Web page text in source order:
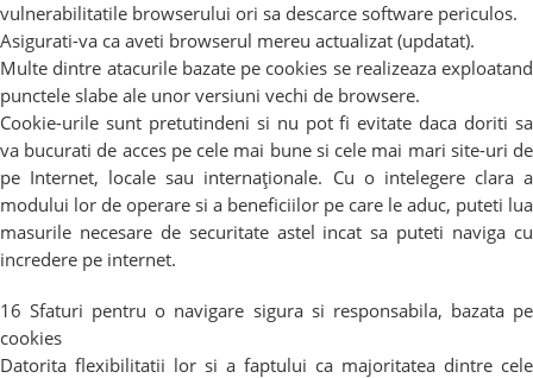
vulnerabilitatile browserului ori sa descarce software periculos.
Asigurati-va ca aveti browserul mereu actualizat (updatat).
Multe dintre atacurile bazate pe cookies se realizeaza exploatand
punctele slabe ale unor versiuni vechi de browsere.
Cookie-urile sunt pretutindeni si nu pot fi evitate daca doriti sa
va bucurati de acces pe cele mai bune si cele mai mari site-uri de
pe Internet, locale sau internaționale. Cu o intelegere clara a
modului lor de operare si a beneficiilor pe care le aduc, puteti lua
masurile necesare de securitate astel incat sa puteti naviga cu
incredere pe internet.
16 Sfaturi pentru o navigare sigura si responsabila, bazata pe
cookies
Datorita flexibilitatii lor si a faptului ca majoritatea dintre cele